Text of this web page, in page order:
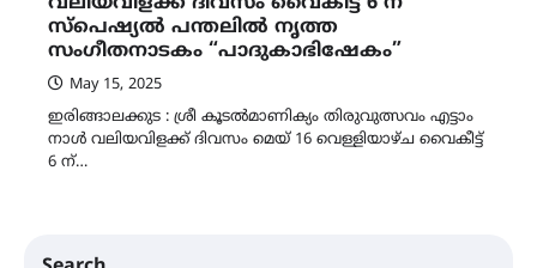
സ്‌പെഷ്യൽ പന്തലിൽ നൃത്ത
സംഗീതനാടകം “പാദുകാഭിഷേകം”
May 15, 2025
ഇരിങ്ങാലക്കുട : ശ്രീ കൂടൽമാണിക്യം തിരുവുത്സവം എട്ടാം
നാൾ വലിയവിളക്ക് ദിവസം മെയ് 16 വെള്ളിയാഴ്ച വൈകീട്ട്
6 ന്…